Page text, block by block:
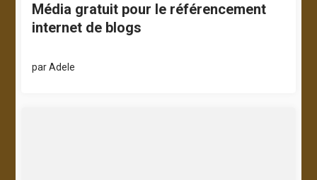
Média gratuit pour le référencement
internet de blogs
parAdele